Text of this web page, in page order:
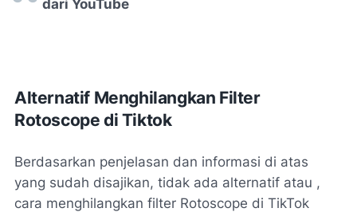
dari YouTube
Alternatif Menghilangkan Filter
Rotoscope di Tiktok
Berdasarkan penjelasan dan informasi di atas
yang sudah disajikan, tidak ada alternatif atau ,
cara menghilangkan filter Rotoscope di TikTok